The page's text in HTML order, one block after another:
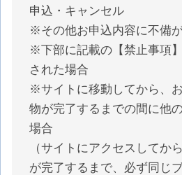
申込・キャンセル
※その他お申込内容に不備
※下部に記載の【禁止事項
された場合
※サイトに移動してから、
物が完了するまでの間に他
場合
（サイトにアクセスしてか
が完了するまで、必ず同じ